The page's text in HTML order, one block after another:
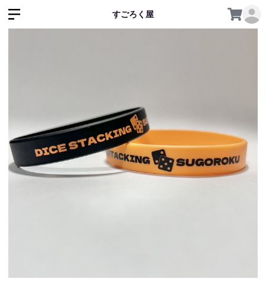
すごろく屋